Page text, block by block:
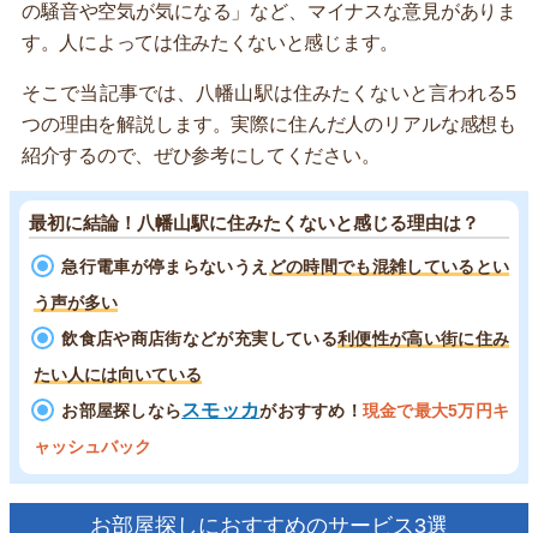
の騒音や空気が気になる」など、マイナスな意見がありま
す。人によっては住みたくないと感じます。
そこで当記事では、八幡山駅は住みたくないと言われる5
つの理由を解説します。実際に住んだ人のリアルな感想も
紹介するので、ぜひ参考にしてください。
最初に結論！八幡山駅に住みたくないと感じる理由は？
急行電車が停まらないうえ どの時間でも混雑しているとい
う声が多い
飲食店や商店街などが充実している利便性が高い街に住み
たい人には向いている
お部屋探しならスモッカがおすすめ！ 現金で最大5万円キ
ャッシュバック
お部屋探しにおすすめのサービス3選